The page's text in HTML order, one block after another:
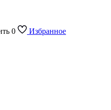
0 Избранное